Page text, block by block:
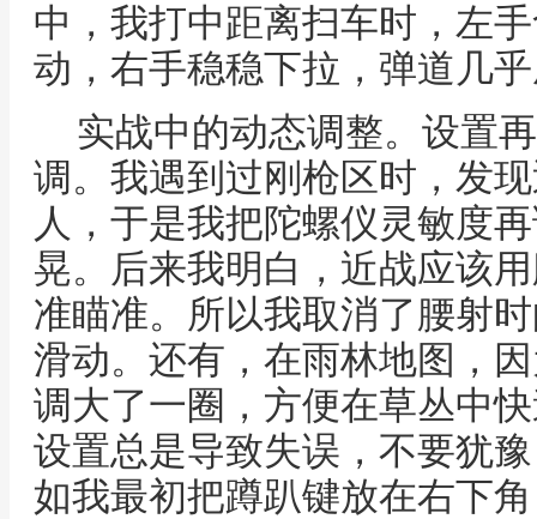
中，我打中距离扫车时，左
动，右手稳稳下拉，弹道几
实战中的动态调整。设置
调。我遇到过刚枪区时，发
人，于是我把陀螺仪灵敏度
晃。后来我明白，近战应该
准瞄准。所以我取消了腰射
滑动。还有，在雨林地图，
调大了一圈，方便在草丛中
设置总是导致失误，不要犹
如我最初把蹲趴键放在右下